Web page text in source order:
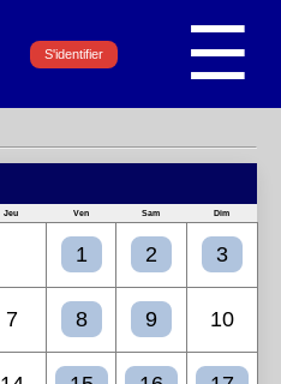
S'identifier ☰
Jeu Ven Sam Dim
1 2 3
7 8 9 10